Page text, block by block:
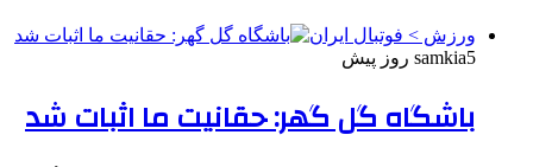
ورزش > فوتبال ایران
samkia5 روز پیش
باشگاه گل گهر: حقانیت ما اثبات شد